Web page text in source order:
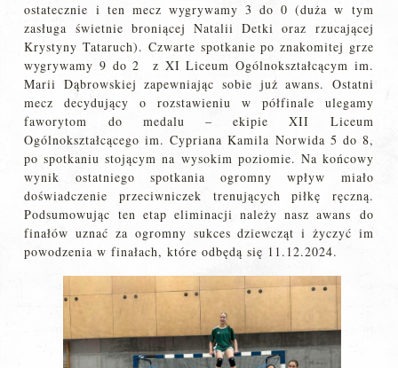
ostatecznie i ten mecz wygrywamy 3 do 0 (duża w tym
zasługa świetnie broniącej Natalii Detki oraz rzucającej
Krystyny Tataruch). Czwarte spotkanie po znakomitej grze
wygrywamy 9 do 2 z XI Liceum Ogólnokształcącym im.
Marii Dąbrowskiej zapewniając sobie już awans. Ostatni
mecz decydujący o rozstawieniu w półfinale ulegamy
faworytom do medalu – ekipie XII Liceum
Ogólnokształcącego im. Cypriana Kamila Norwida 5 do 8,
po spotkaniu stojącym na wysokim poziomie. Na końcowy
wynik ostatniego spotkania ogromny wpływ miało
doświadczenie przeciwniczek trenujących piłkę ręczną.
Podsumowując ten etap eliminacji należy nasz awans do
finałów uznać za ogromny sukces dziewcząt i życzyć im
powodzenia w finałach, które odbędą się 11.12.2024.